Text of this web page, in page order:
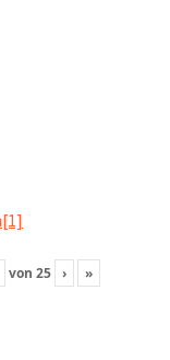
von 25 › »